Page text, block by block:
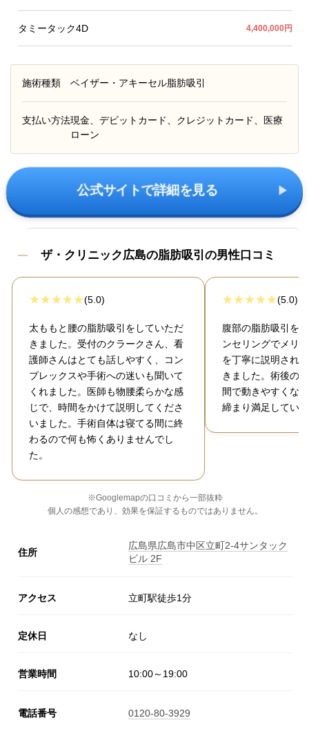
タミータック4D 4,400,000円
施術種類 ベイザー・アキーセル脂肪吸引
支払い方法現金、デビットカード、クレジットカード、医療
ローン
公式サイトで詳細を見る
ザ・クリニック広島の脂肪吸引の男性口コミ
(5.0)
太ももと腰の脂肪吸引をしていただ
きました。受付のクラークさん、看
護師さんはとても話しやすく、コン
プレックスや手術への迷いも聞いて
くれました。医師も物腰柔らかな感
じで、時間をかけて説明してくださ
いました。手術自体は寝てる間に終
わるので何も怖くありませんでし
た。
(5.0)
腹部の脂肪吸引を
ンセリングでメリ
を丁寧に説明され
きました。術後の
間で動きやすくな
締まり満足してい
※Googlemapの口コミから一部抜粋
個人の感想であり、効果を保証するものではありません。
住所
広島県広島市中区立町2-4サンタック
ビル 2F
アクセス 立町駅徒歩1分
定休日 なし
営業時間 10:00～19:00
電話番号 0120-80-3929